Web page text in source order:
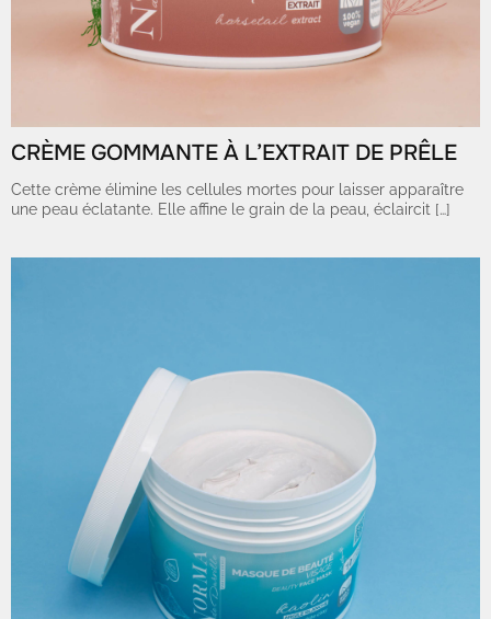
CRÈME GOMMANTE À L’EXTRAIT DE PRÊLE
Cette crème élimine les cellules mortes pour laisser apparaître
une peau éclatante. Elle affine le grain de la peau, éclaircit […]